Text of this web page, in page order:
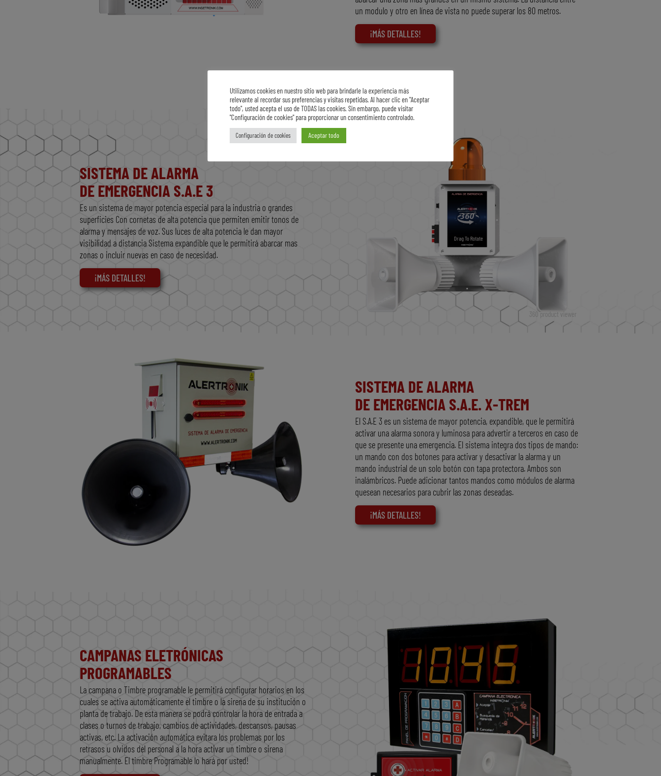
un modulo y otro en línea de vista no puede superar los 80 metros.
¡MÁS DETALLES!
SISTEMA DE ALARMA
DE EMERGENCIA S.A.E 3
Es un sistema de mayor potencia especial para la industria o grandes
superficies Con cornetas de alta potencia que permiten emitir tonos de
alarma y mensajes de voz. Sus luces de alta potencia le dan mayor
visibilidad a distancia Sistema expandible que le permitirá abarcar mas
zonas o incluir nuevas en caso de necesidad.
¡MÁS DETALLES!
360 product viewer
Drag To Rotate
SISTEMA DE ALARMA
DE EMERGENCIA S.A.E. X-TREM
El S.A.E 3 es un sistema de mayor potencia, expandible, que le permitirá
activar una alarma sonora y luminosa para advertir a terceros en caso de
que se presente una emergencia. El sistema integra dos tipos de mando:
un mando con dos botones para activar y desactivar la alarma y un
mando industrial de un solo botón con tapa protectora. Ambos son
inalámbricos. Puede adicionar tantos mandos como módulos de alarma
quesean necesarios para cubrir las zonas deseadas.
¡MÁS DETALLES!
CAMPANAS ELETRÓNICAS
PROGRAMABLES
La campana o Timbre programable le permitirá configurar horarios en los
cuales se activa automáticamente el timbre o la sirena de su institución o
planta de trabajo. De esta manera se podrá controlar la hora de entrada a
clases o turnos de trabajo, cambios de actividades, descansos, pausas
activas, etc. La activación automática evitara los problemas por los
retrasos u olvidos del personal a la hora activar un timbre o sirena
manualmente. El timbre Programable lo hará por usted!
Utilizamos cookies en nuestro sitio web para brindarle la experiencia más
relevante al recordar sus preferencias y visitas repetidas. Al hacer clic en "Aceptar
todo", usted acepta el uso de TODAS las cookies. Sin embargo, puede visitar
"Configuración de cookies" para proporcionar un consentimiento controlado.
Configuración de cookies Aceptar todo